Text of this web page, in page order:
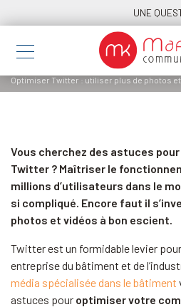
UNE
Optimiser Twitter : utiliser plus de photos
Vous cherchez des astuces
Twitter ? Maîtriser le
millions d’utilisateurs dans le
si compliqué. Encore faut il
photos et vidéos à bon escient.
Twitter est un formidable levier
entreprise du bâtiment et de
média spécialisée dans le bâtiment
astuces pour optimiser votre